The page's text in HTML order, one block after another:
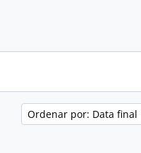
Ordenar por: Data final